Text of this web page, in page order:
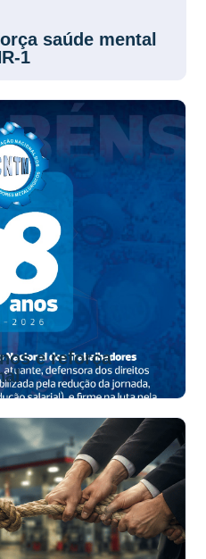
saúde mental
1
e reforça